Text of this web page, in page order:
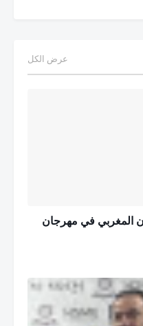
عرض الكل
المغربي في مهرجان